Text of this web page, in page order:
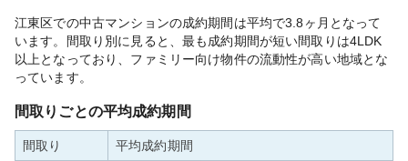
江東区での中古マンションの成約期間は平均で3.8ヶ月となって
います。間取り別に見ると、最も成約期間が短い間取りは4LDK
以上となっており、ファミリー向け物件の流動性が高い地域とな
っています。
間取りごとの平均成約期間
間取り 平均成約期間